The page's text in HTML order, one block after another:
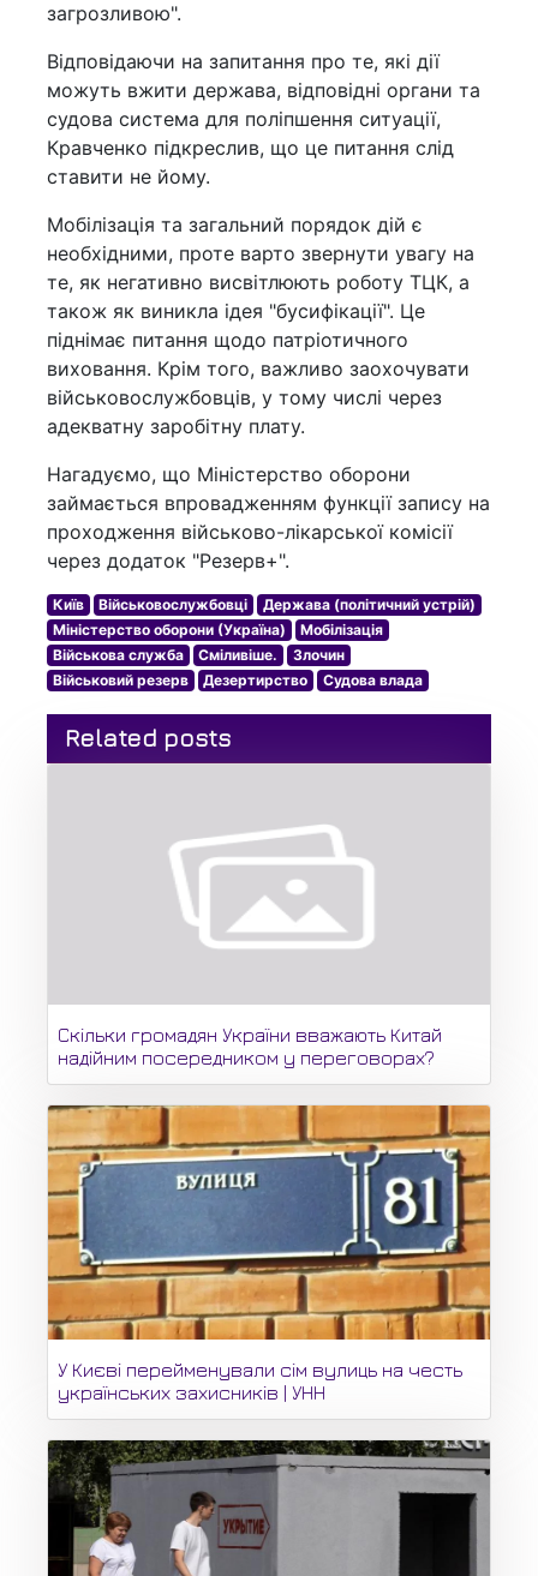
загрозливою".
Відповідаючи на запитання про те, які дії
можуть вжити держава, відповідні органи та
судова система для поліпшення ситуації,
Кравченко підкреслив, що це питання слід
ставити не йому.
Мобілізація та загальний порядок дій є
необхідними, проте варто звернути увагу на
те, як негативно висвітлюють роботу ТЦК, а
також як виникла ідея "бусифікації". Це
піднімає питання щодо патріотичного
виховання. Крім того, важливо заохочувати
військовослужбовців, у тому числі через
адекватну заробітну плату.
Нагадуємо, що Міністерство оборони
займається впровадженням функції запису на
проходження військово-лікарської комісії
через додаток "Резерв+".
Київ Військовослужбовці
Держава (політичний устрій)
Міністерство оборони (Україна)
Мобілізація
Військова служба
Сміливіше.
Злочин
Військовий резерв
Дезертирство Судова влада
Related posts
Скільки громадян України вважають Китай
надійним посередником у переговорах?
У Києві перейменували сім вулиць на честь
українських захисників | УНН